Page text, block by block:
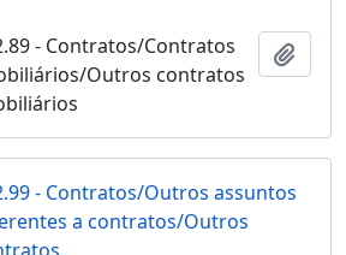
- Contratos/Contratos
Outros contratos
de transferência
- Contratos/Outros assuntos
a contratos/Outros